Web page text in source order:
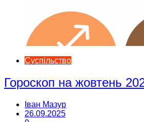
Суспільство
Гороскоп на жовтень
Іван Мазур
26.09.2025